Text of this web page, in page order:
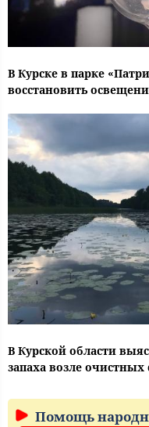
В Курске в парке
восстановить
В Курской области
запаха возле
Помощь